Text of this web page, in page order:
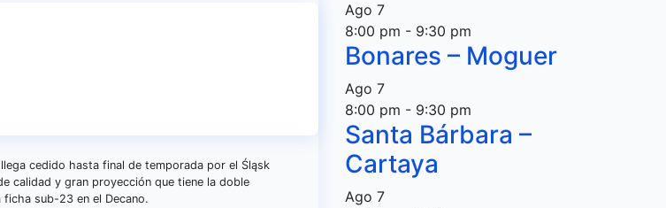
cedido hasta final de temporada por el Śląsk
calidad y gran proyección que tiene la doble
sub-23 en el Decano.
Ago 7
8:00 pm - 9:30 pm
Bonares – Moguer
Ago 7
8:00 pm - 9:30 pm
Santa Bárbara –
Cartaya
Ago 7